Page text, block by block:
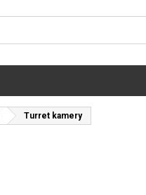
Turret kamery